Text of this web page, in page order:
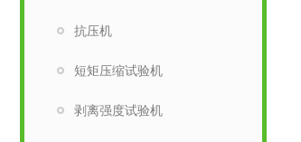
抗压机
短矩压缩试验机
剥离强度试验机